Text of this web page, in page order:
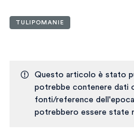
TULIPOMANIE
Questo articolo è stato
potrebbe contenere dati
fonti/reference
potrebbero essere state